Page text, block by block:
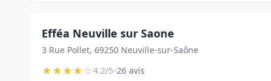
Efféa Neuville sur Saone
3 Rue Pollet, 69250 Neuville-sur-Saône
★★★★☆4.2/5•26 avis